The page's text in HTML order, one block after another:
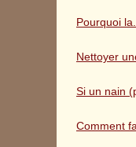
Pourquoi la...
Nettoyer
Si un nain
Comment